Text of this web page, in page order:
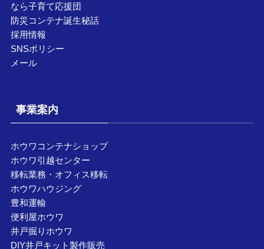
なら子育て応援団
防災コンテナ誕生秘話
採用情報
SNSポリシー
メール
事業案内
ホウワコンテナショップ
ホウワ引越センター
移転業務・オフィス移転
ホウワハウジング
豊和運輸
便利屋ホウワ
井戸掘りホウワ
DIY井戸キット製作販売